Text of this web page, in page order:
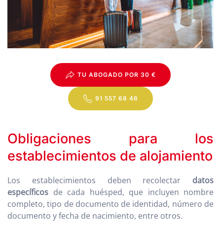
TU ABOGADO POR 30 €
91 557 68 46
Obligaciones para los
establecimientos de alojamiento
Los establecimientos deben recolectar datos
específicos de cada huésped, que incluyen nombre
completo, tipo de documento de identidad, número de
documento y fecha de nacimiento, entre otros.